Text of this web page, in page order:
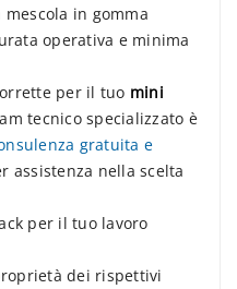
in gomma
operativa e minima
per il tuo mini
tecnico specializzato è
gratuita e
assistenza nella scelta
per il tuo lavoro
dei rispettivi